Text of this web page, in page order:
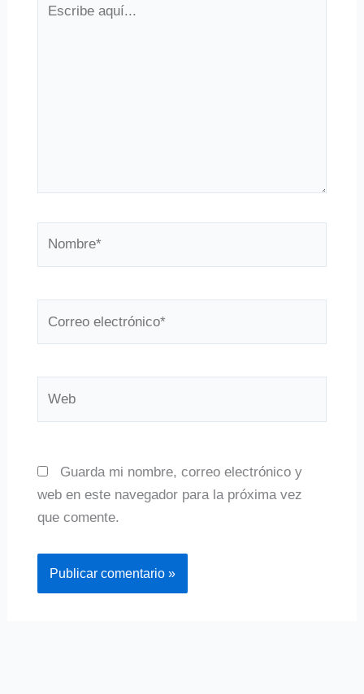
Guarda mi nombre, correo electrónico y
web en este navegador para la próxima vez
que comente.